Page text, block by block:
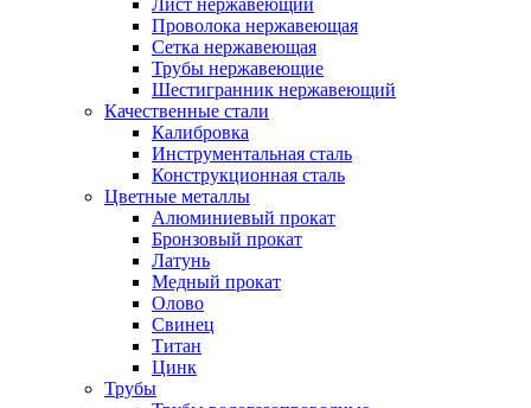
Лист нержавеющий
Проволока нержавеющая
Сетка нержавеющая
Трубы нержавеющие
Шестигранник нержавеющий
Качественные стали
Калибровка
Инструментальная сталь
Конструкционная сталь
Цветные металлы
Алюминиевый прокат
Бронзовый прокат
Латунь
Медный прокат
Олово
Свинец
Титан
Цинк
Трубы